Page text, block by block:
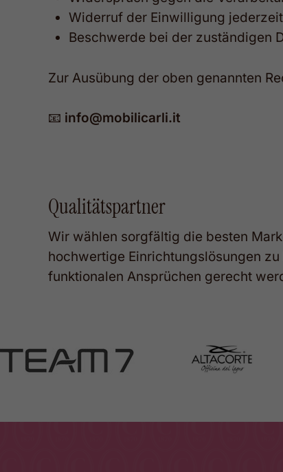
Widerruf der Einwilligung
Beschwerde bei der zuständigen
Zur Ausübung der oben genannten
📧 info@mobilicarli.it
Qualitätspartner
Wir wählen sorgfältig die besten
hochwertige Einrichtungslösungen zu
funktionalen Ansprüchen gerecht